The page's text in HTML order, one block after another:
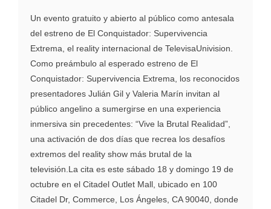
Un evento gratuito y abierto al público como antesala
del estreno de El Conquistador: Supervivencia
Extrema, el reality internacional de TelevisaUnivision.
Como preámbulo al esperado estreno de El
Conquistador: Supervivencia Extrema, los reconocidos
presentadores Julián Gil y Valeria Marín invitan al
público angelino a sumergirse en una experiencia
inmersiva sin precedentes: “Vive la Brutal Realidad”,
una activación de dos días que recrea los desafíos
extremos del reality show más brutal de la
televisión.La cita es este sábado 18 y domingo 19 de
octubre en el Citadel Outlet Mall, ubicado en 100
Citadel Dr, Commerce, Los Ángeles, CA 90040, donde